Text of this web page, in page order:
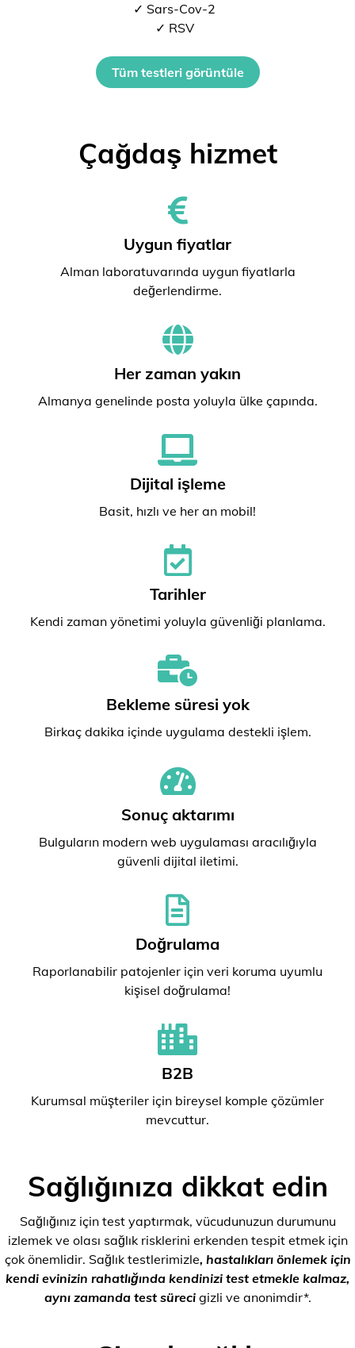
✓ Sars-Cov-2
✓ RSV
Tüm testleri görüntüle
Çağdaş hizmet
Uygun fiyatlar
Alman laboratuvarında uygun fiyatlarla
değerlendirme.
Her zaman yakın
Almanya genelinde posta yoluyla ülke çapında.
Dijital işleme
Basit, hızlı ve her an mobil!
Tarihler
Kendi zaman yönetimi yoluyla güvenliği planlama.
Bekleme süresi yok
Birkaç dakika içinde uygulama destekli işlem.
Sonuç aktarımı
Bulguların modern web uygulaması aracılığıyla
güvenli dijital iletimi.
Doğrulama
Raporlanabilir patojenler için veri koruma uyumlu
kişisel doğrulama!
B2B
Kurumsal müşteriler için bireysel komple çözümler
mevcuttur.
Sağlığınıza dikkat edin
Sağlığınız için test yaptırmak, vücudunuzun durumunu
izlemek ve olası sağlık risklerini erkenden tespit etmek için
çok önemlidir. Sağlık testlerimizle, hastalıkları önlemek için
kendi evinizin rahatlığında kendinizi test etmekle kalmaz,
aynı zamanda test süreci gizli ve anonimdir*.